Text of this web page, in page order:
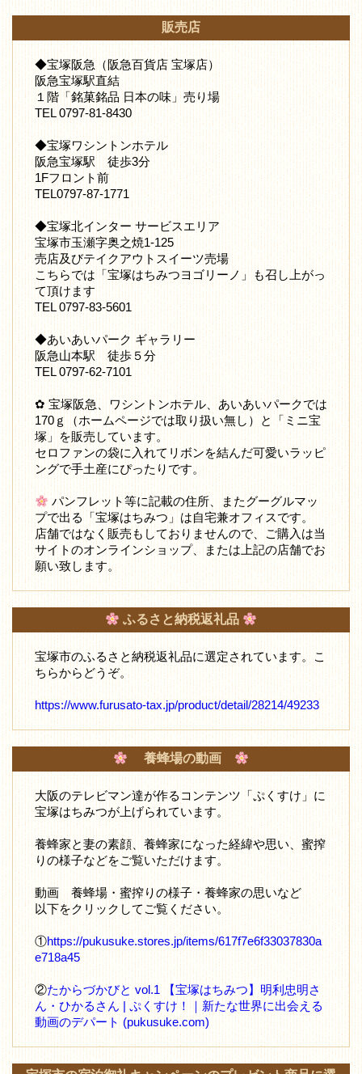
販売店
◆宝塚阪急（阪急百貨店 宝塚店）
阪急宝塚駅直結
１階「銘菓銘品 日本の味」売り場
TEL 0797-81-8430
◆宝塚ワシントンホテル
阪急宝塚駅 徒歩3分
1Fフロント前
TEL0797-87-1771
◆宝塚北インター サービスエリア
宝塚市玉瀬字奥之焼1-125
売店及びテイクアウトスイーツ売場
こちらでは「宝塚はちみつヨゴリーノ」も召し上がっ
て頂けます
TEL 0797-83-5601
◆あいあいパーク ギャラリー
阪急山本駅 徒歩５分
TEL 0797-62-7101
✿ 宝塚阪急、ワシントンホテル、あいあいパークでは
170ｇ（ホームページでは取り扱い無し）と「ミニ宝
塚」を販売しています。
セロファンの袋に入れてリボンを結んだ可愛いラッピ
ングで手土産にぴったりです。
パンフレット等に記載の住所、またグーグルマッ
プで出る「宝塚はちみつ」は自宅兼オフィスです。
店舗ではなく販売もしておりませんので、ご購入は当
サイトのオンラインショップ、または上記の店舗でお
願い致します。
ふるさと納税返礼品
宝塚市のふるさと納税返礼品に選定されています。こ
ちらからどうぞ。
https://www.furusato-tax.jp/product/detail/28214/49233
養蜂場の動画
大阪のテレビマン達が作るコンテンツ「ぷくすけ」に
宝塚はちみつが上げられています。
養蜂家と妻の素顔、養蜂家になった経緯や思い、蜜搾
りの様子などをご覧いただけます。
動画 養蜂場・蜜搾りの様子・養蜂家の思いなど
以下をクリックしてご覧ください。
①https://pukusuke.stores.jp/items/617f7e6f33037830a
e718a45
②たからづかびと vol.1 【宝塚はちみつ】明利忠明さ
ん・ひかるさん | ぷくすけ！｜新たな世界に出会える
動画のデパート (pukusuke.com)